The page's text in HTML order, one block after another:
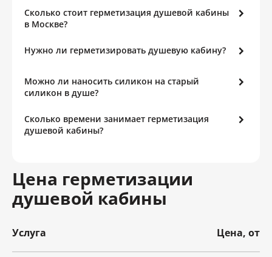
Цена герметизации
душевой кабины
Услуга Цена, от
Сколько стоит герметизация душевой кабины
в Москве?
Нужно ли герметизировать душевую кабину?
Можно ли наносить силикон на старый
силикон в душе?
Сколько времени занимает герметизация
душевой кабины?